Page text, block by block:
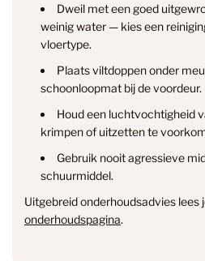
Dweil met een goed
weinig water — kies een
vloertype.
Plaats viltdoppen onder
schoonloopmat bij de voordeur.
Houd een luchtvochtigheid
krimpen of uitzetten te
Gebruik nooit agressieve
schuurmiddel.
Uitgebreid onderhoudsadvies lees
onderhoudspagina.
info@smantvloeren.nl
Verzending
& annuleren